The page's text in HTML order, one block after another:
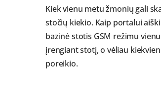
Kiek vienu metu žmonių gali
stočių kiekio. Kaip portalui
bazinė stotis GSM režimu
įrengiant stotį, o vėliau
poreikio.